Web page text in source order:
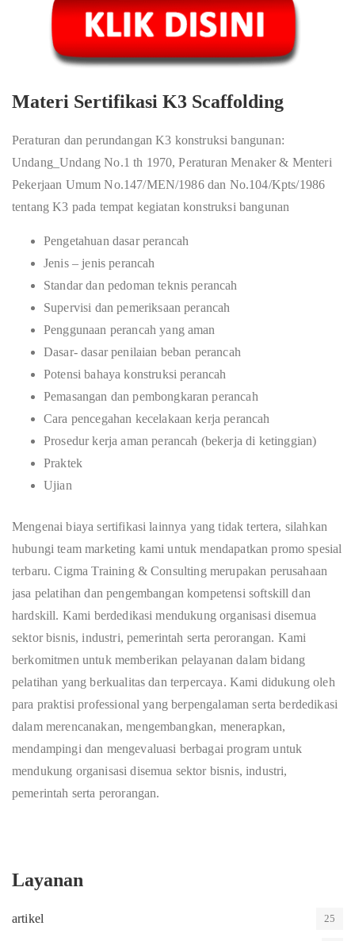
Materi Sertifikasi K3 Scaffolding
Peraturan dan perundangan K3 konstruksi bangunan:
Undang_Undang No.1 th 1970, Peraturan Menaker & Menteri
Pekerjaan Umum No.147/MEN/1986 dan No.104/Kpts/1986
tentang K3 pada tempat kegiatan konstruksi bangunan
Pengetahuan dasar perancah
Jenis – jenis perancah
Standar dan pedoman teknis perancah
Supervisi dan pemeriksaan perancah
Penggunaan perancah yang aman
Dasar- dasar penilaian beban perancah
Potensi bahaya konstruksi perancah
Pemasangan dan pembongkaran perancah
Cara pencegahan kecelakaan kerja perancah
Prosedur kerja aman perancah (bekerja di ketinggian)
Praktek
Ujian
Mengenai biaya sertifikasi lainnya yang tidak tertera, silahkan
hubungi team marketing kami untuk mendapatkan promo spesial
terbaru. Cigma Training & Consulting merupakan perusahaan
jasa pelatihan dan pengembangan kompetensi softskill dan
hardskill. Kami berdedikasi mendukung organisasi disemua
sektor bisnis, industri, pemerintah serta perorangan. Kami
berkomitmen untuk memberikan pelayanan dalam bidang
pelatihan yang berkualitas dan terpercaya. Kami didukung oleh
para praktisi professional yang berpengalaman serta berdedikasi
dalam merencanakan, mengembangkan, menerapkan,
mendampingi dan mengevaluasi berbagai program untuk
mendukung organisasi disemua sektor bisnis, industri,
pemerintah serta perorangan.
Layanan
artikel 25